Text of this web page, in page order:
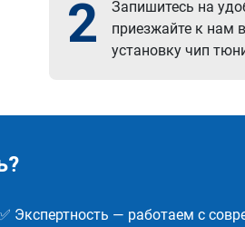
2
Запишитесь на
приезжайте к нам
установку чип
Экспертность — работаем с